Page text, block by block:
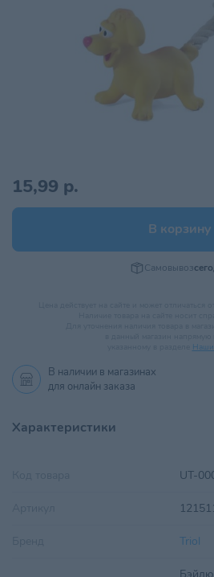
15,99 р.
В корзину
Самовывоз
Наши
В наличии в магазинах
для онлайн заказа
Характеристики
UT-
Triol